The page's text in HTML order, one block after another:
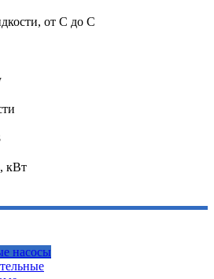
от С до С
кВт
насосы